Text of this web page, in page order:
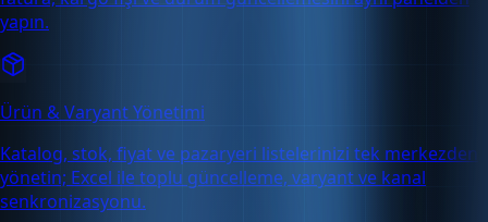
Ürün & Varyant Yönetimi
Katalog, stok, fiyat ve pazaryeri listelerinizi tek merkezden
yönetin; Excel ile toplu güncelleme, varyant ve kanal
senkronizasyonu.